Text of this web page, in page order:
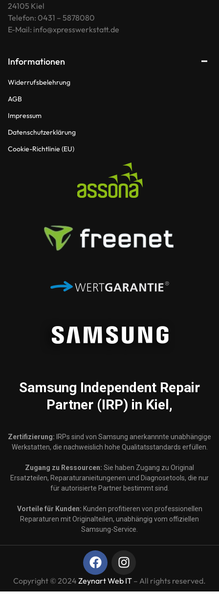
24105 Kiel
Telefon: 0431 – 5878080
E-Mail: info@xpresswerkstatt.de
Informationen
Widerrufsbelehrung
AGB
Impressum
Datenschutzerklärung
Cookie-Richtlinie (EU)
Samsung Independent Repair
Partner (IRP) in Kiel,
Zertifizierung: IRPs sind von Samsung anerkannnte unabhängige
Werkstatten, die nachweislich hohe Qualitatsstandards erfüllen.
Zugang zu Ressourcen: Sie haben Zugang zu Original
Ersatzteilen, Reparaturanieitungenen und Diagnosetools, die nur
für autorisierte Partner bestimmt sind.
Vorteile für Kunden: Kunden profitieren von professionellen
Reparaturen mit Originalteilen, unabhängig vom offiziellen
Samsung-Service.
Copyright © 2024 Zeynart Web IT – All rights reserved.